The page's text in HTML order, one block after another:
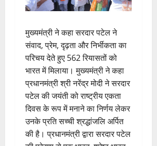
मुख्यमंत्री ने कहा सरदार पटेल ने
संवाद, प्रेम, दृढ़ता और निर्भीकता का
परिचय देते हुए 562 रियासतों को
भारत में मिलाया। मुख्यमंत्री ने कहा
प्रधानमंत्री श्री नरेंद्र मोदी ने सरदार
पटेल की जयंती को राष्ट्रीय एकता
दिवस के रूप में मनाने का निर्णय लेकर
उनके प्रति सच्ची श्रद्धांजलि अर्पित
की है। प्रधानमंत्री द्वारा सरदार पटेल